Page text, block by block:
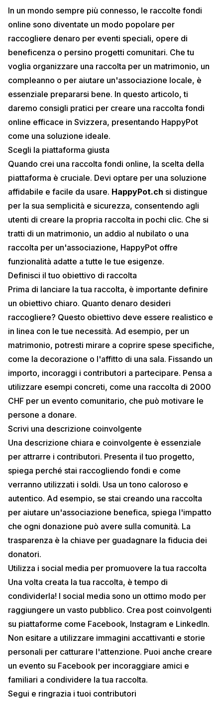
In un mondo sempre più connesso, le raccolte fondi
online sono diventate un modo popolare per
raccogliere denaro per eventi speciali, opere di
beneficenza o persino progetti comunitari. Che tu
voglia organizzare una raccolta per un matrimonio, un
compleanno o per aiutare un'associazione locale, è
essenziale prepararsi bene. In questo articolo, ti
daremo consigli pratici per creare una raccolta fondi
online efficace in Svizzera, presentando HappyPot
come una soluzione ideale.
Scegli la piattaforma giusta
Quando crei una raccolta fondi online, la scelta della
piattaforma è cruciale. Devi optare per una soluzione
affidabile e facile da usare. HappyPot.ch si distingue
per la sua semplicità e sicurezza, consentendo agli
utenti di creare la propria raccolta in pochi clic. Che si
tratti di un matrimonio, un addio al nubilato o una
raccolta per un'associazione, HappyPot offre
funzionalità adatte a tutte le tue esigenze.
Definisci il tuo obiettivo di raccolta
Prima di lanciare la tua raccolta, è importante definire
un obiettivo chiaro. Quanto denaro desideri
raccogliere? Questo obiettivo deve essere realistico e
in linea con le tue necessità. Ad esempio, per un
matrimonio, potresti mirare a coprire spese specifiche,
come la decorazione o l'affitto di una sala. Fissando un
importo, incoraggi i contributori a partecipare. Pensa a
utilizzare esempi concreti, come una raccolta di 2000
CHF per un evento comunitario, che può motivare le
persone a donare.
Scrivi una descrizione coinvolgente
Una descrizione chiara e coinvolgente è essenziale
per attrarre i contributori. Presenta il tuo progetto,
spiega perché stai raccogliendo fondi e come
verranno utilizzati i soldi. Usa un tono caloroso e
autentico. Ad esempio, se stai creando una raccolta
per aiutare un'associazione benefica, spiega l'impatto
che ogni donazione può avere sulla comunità. La
trasparenza è la chiave per guadagnare la fiducia dei
donatori.
Utilizza i social media per promuovere la tua raccolta
Una volta creata la tua raccolta, è tempo di
condividerla! I social media sono un ottimo modo per
raggiungere un vasto pubblico. Crea post coinvolgenti
su piattaforme come Facebook, Instagram e LinkedIn.
Non esitare a utilizzare immagini accattivanti e storie
personali per catturare l'attenzione. Puoi anche creare
un evento su Facebook per incoraggiare amici e
familiari a condividere la tua raccolta.
Segui e ringrazia i tuoi contributori